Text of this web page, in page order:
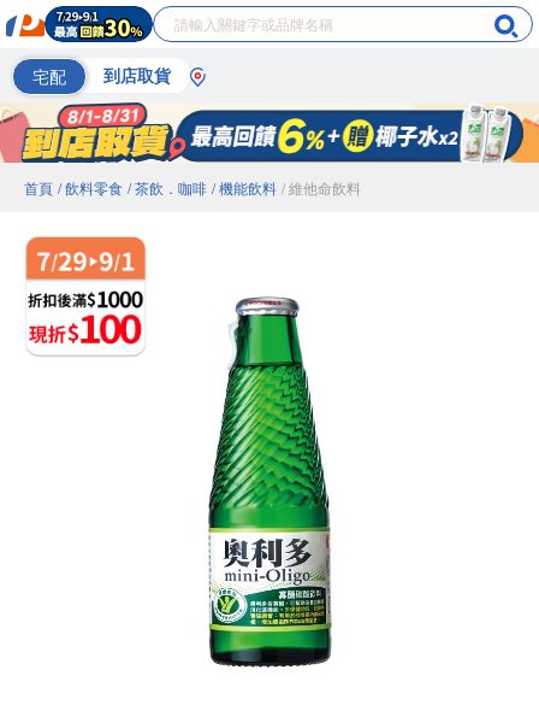
宅配 到店取貨
首頁 / 飲料零食 / 茶飲．咖啡 / 機能飲料 / 維他命飲料